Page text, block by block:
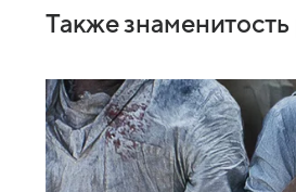
Также знаменитость